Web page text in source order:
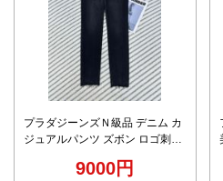
プラダジーンズＮ級品 デニム カ
ジュアルパンツ ズボン ロゴ刺繍
9000円